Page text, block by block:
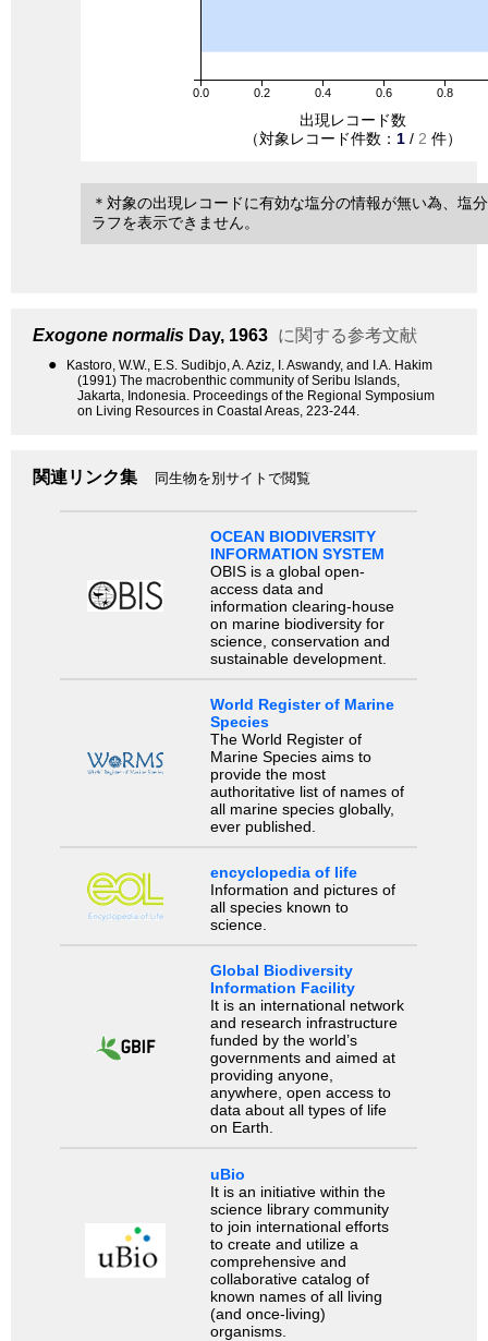
0.0 0.2 0.4 0.6 0.8
出現レコード数
（対象レコード件数： 1 / 2 件）
＊対象の出現レコードに有効な塩分の情報が無い為、塩
ラフを表示できません。
Exogone normalis Day, 1963 に関する参考文献
●
Kastoro, W.W., E.S. Sudibjo, A. Aziz, I. Aswandy, and I.A. Hakim
(1991) The macrobenthic community of Seribu Islands,
Jakarta, Indonesia. Proceedings of the Regional Symposium
on Living Resources in Coastal Areas, 223-244.
関連リンク集 同生物を別サイトで閲覧
OCEAN BIODIVERSITY
INFORMATION SYSTEM
OBIS is a global open-
access data and
information clearing-house
on marine biodiversity for
science, conservation and
sustainable development.
World Register of Marine
Species
The World Register of
Marine Species aims to
provide the most
authoritative list of names of
all marine species globally,
ever published.
encyclopedia of life
Information and pictures of
all species known to
science.
Global Biodiversity
Information Facility
It is an international network
and research infrastructure
funded by the world’s
governments and aimed at
providing anyone,
anywhere, open access to
data about all types of life
on Earth.
uBio
It is an initiative within the
science library community
to join international efforts
to create and utilize a
comprehensive and
collaborative catalog of
known names of all living
(and once-living)
organisms.